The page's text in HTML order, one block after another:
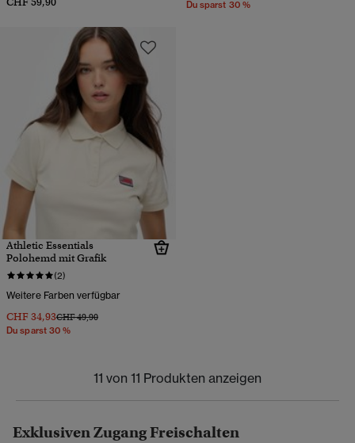
Du sparst 30 %
Athletic Essentials
Polohemd mit Grafik
(2)
Weitere Farben verfügbar
CHF 34,93Preis wurde reduziert von
CHF 49,90bis
Du sparst 30 %
11 von 11 Produkten anzeigen
Exklusiven Zugang Freischalten